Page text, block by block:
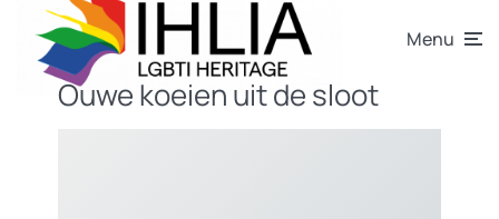
Menu
Ouwe koeien uit de sloot